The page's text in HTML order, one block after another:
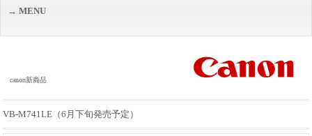
MENU
canon新商品
VB-M741LE（6月下旬発売予定）